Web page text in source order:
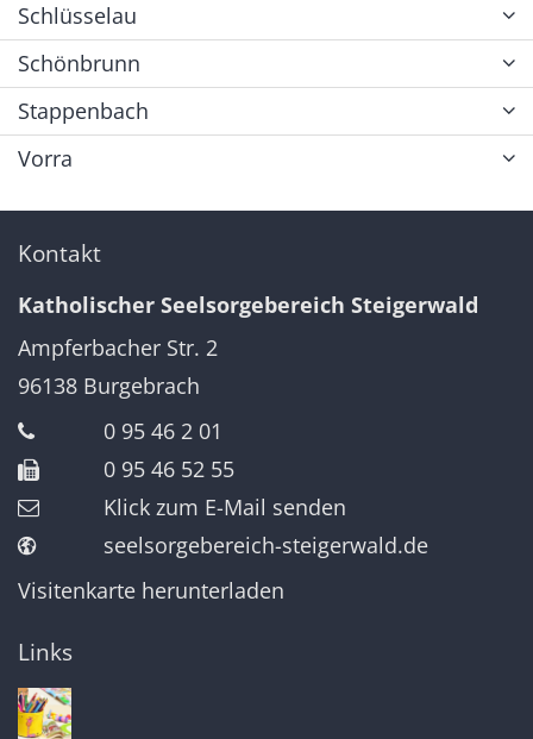
Schlüsselau
Schönbrunn
Stappenbach
Vorra
Kontakt
Katholischer Seelsorgebereich Steigerwald
Ampferbacher Str. 2
96138 Burgebrach
0 95 46 2 01
0 95 46 52 55
Klick zum E-Mail senden
seelsorgebereich-steigerwald.de
Visitenkarte herunterladen
Links